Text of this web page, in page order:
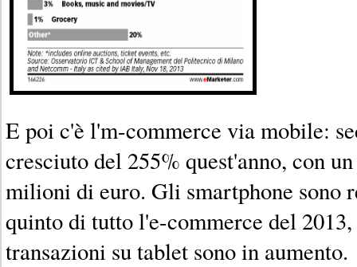
E poi c'è l'm-commerce via mobile:
cresciuto del 255% quest'anno, con
milioni di euro. Gli smartphone sono
quinto di tutto l'e-commerce del
transazioni su tablet sono in aumento.